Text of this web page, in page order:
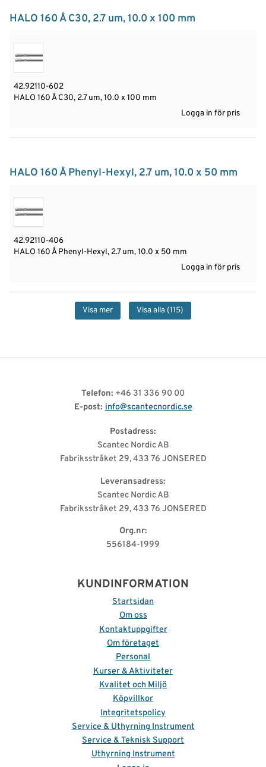
HALO 160 Å C30, 2.7 um, 10.0 x 100 mm
42.92110-602
HALO 160 Å C30, 2.7 um, 10.0 x 100 mm
Logga in för pris
HALO 160 Å Phenyl-Hexyl, 2.7 um, 10.0 x 50 mm
42.92110-406
HALO 160 Å Phenyl-Hexyl, 2.7 um, 10.0 x 50 mm
Logga in för pris
Visa mer Visa alla (115)
Telefon: +46 31 336 90 00
E-post: info@scantecnordic.se
Postadress:
Scantec Nordic AB
Fabriksstråket 29, 433 76 JONSERED
Leveransadress:
Scantec Nordic AB
Fabriksstråket 29, 433 76 JONSERED
Org.nr:
556184-1999
KUNDINFORMATION
Startsidan
Om oss
Kontaktuppgifter
Om företaget
Personal
Kurser & Aktiviteter
Kvalitet och Miljö
Köpvillkor
Integritetspolicy
Service & Uthyrning Instrument
Service & Teknisk Support
Uthyrning Instrument